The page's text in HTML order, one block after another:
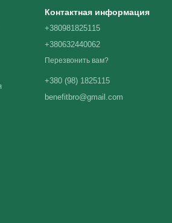
Контактная информация
+380981825115
+380632440062
Перезвонить вам?
+380 (98) 1825115
benefitbro@gmail.com